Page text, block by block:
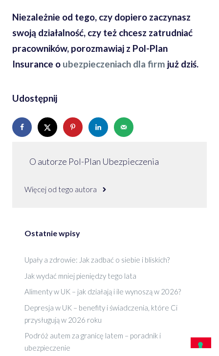
Niezależnie od tego, czy dopiero zaczynasz
swoją działalność, czy też chcesz zatrudniać
pracowników, porozmawiaj z Pol-Plan
Insurance o ubezpieczeniach dla firm już dziś.
Udostępnij
O autorze Pol-Plan Ubezpieczenia
Więcej od tego autora
Ostatnie wpisy
Upały a zdrowie: Jak zadbać o siebie i bliskich?
Jak wydać mniej pieniędzy tego lata
Alimenty w UK – jak działają i ile wynoszą w 2026?
Depresja w UK – benefity i świadczenia, które Ci
przysługują w 2026 roku
Podróż autem za granicę latem – poradnik i
ubezpieczenie